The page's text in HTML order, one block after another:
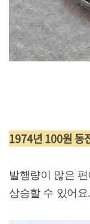
1974년 100원 동
발행량이 많은
상승할 수 있어요.